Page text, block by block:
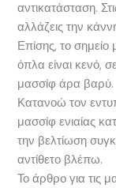
αντικατάσταση.
αλλάζεις την
Επίσης, το
όπλα είναι κενό,
μασσίφ άρα βαρύ.
Κατανοώ τον
μασσίφ ενιαίας
την βελτίωση
αντίθετο βλέπω.
Το άρθρο για τις